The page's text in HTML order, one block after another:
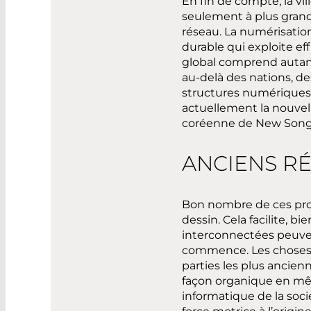
seulement à plus
réseau. La
durable qui exploite
global comprend
au-delà des nations,
structures
actuellement la
coréenne de New
ANCIENS
Bon nombre de ces
dessin. Cela facilite,
interconnectées
commence. Les
parties les plus
façon organique en
informatique de la